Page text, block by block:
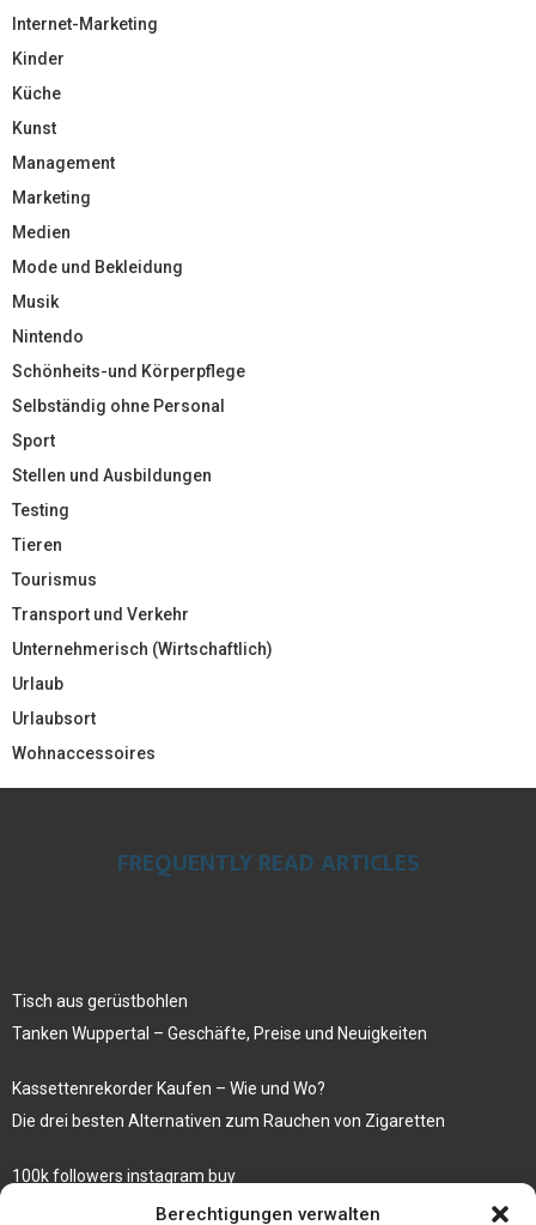
Berechtigungen verwalten
Internet-Marketing
Kinder
Küche
Kunst
Management
Marketing
Medien
Mode und Bekleidung
Musik
Nintendo
Schönheits-und Körperpflege
Selbständig ohne Personal
Sport
Stellen und Ausbildungen
Testing
Tieren
Tourismus
Transport und Verkehr
Unternehmerisch (Wirtschaftlich)
Urlaub
Urlaubsort
Wohnaccessoires
FREQUENTLY READ ARTICLES
Tisch aus gerüstbohlen
Tanken Wuppertal – Geschäfte, Preise und Neuigkeiten
Kassettenrekorder Kaufen – Wie und Wo?
Die drei besten Alternativen zum Rauchen von Zigaretten
100k followers instagram buy
Rezepte für gekochte Süßkartoffeln